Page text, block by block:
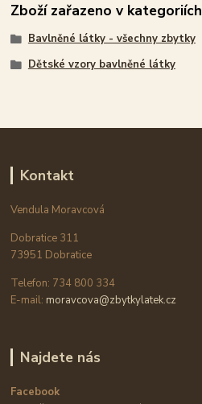
Zboží zařazeno v kategoriích
Bavlněné látky - všechny zbytky
Dětské vzory bavlněné látky
Kontakt
Vendula Moravcová
Dobratice 311
73951 Dobratice
Telefon: 734 800 334
E-mail: moravcova@zbytkylatek.cz
Najdete nás
Facebook